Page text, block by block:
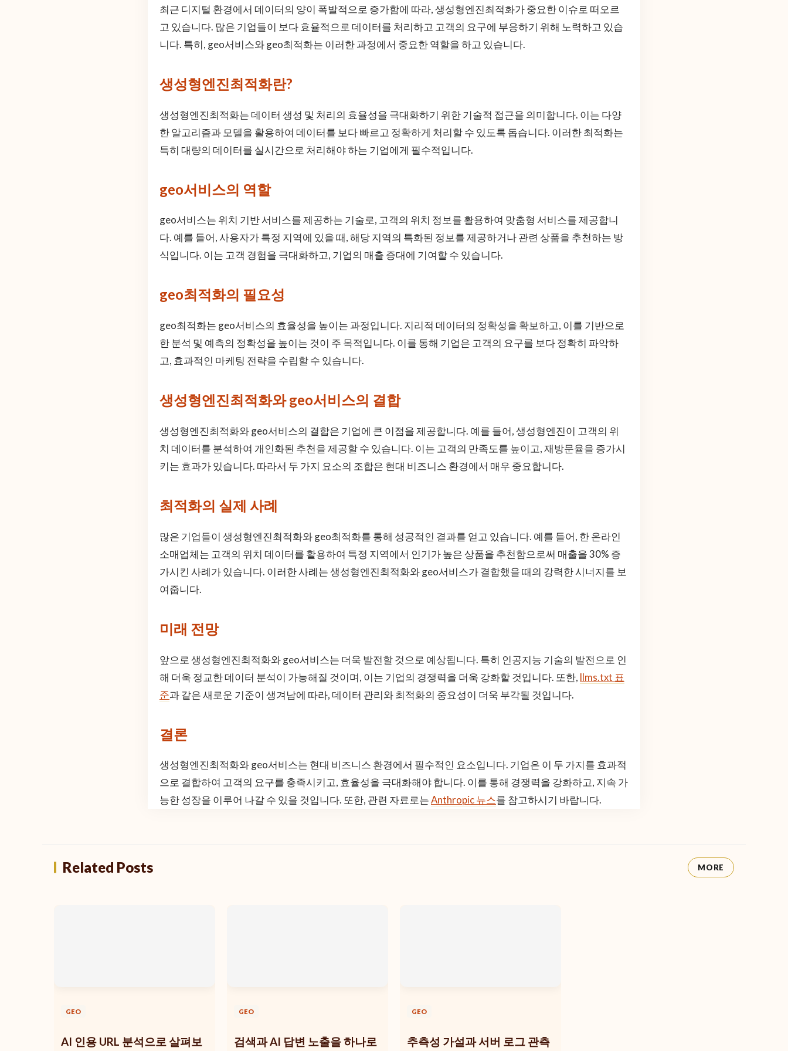
최근 디지털 환경에서 데이터의 양이 폭발적으로 증가함에 따라, 생성형엔진최적화가 중요한 이슈로 떠오르
고 있습니다. 많은 기업들이 보다 효율적으로 데이터를 처리하고 고객의 요구에 부응하기 위해 노력하고 있습
니다. 특히, geo서비스와 geo최적화는 이러한 과정에서 중요한 역할을 하고 있습니다.
생성형엔진최적화란?
생성형엔진최적화는 데이터 생성 및 처리의 효율성을 극대화하기 위한 기술적 접근을 의미합니다. 이는 다양
한 알고리즘과 모델을 활용하여 데이터를 보다 빠르고 정확하게 처리할 수 있도록 돕습니다. 이러한 최적화는
특히 대량의 데이터를 실시간으로 처리해야 하는 기업에게 필수적입니다.
geo서비스의 역할
geo서비스는 위치 기반 서비스를 제공하는 기술로, 고객의 위치 정보를 활용하여 맞춤형 서비스를 제공합니
다. 예를 들어, 사용자가 특정 지역에 있을 때, 해당 지역의 특화된 정보를 제공하거나 관련 상품을 추천하는 방
식입니다. 이는 고객 경험을 극대화하고, 기업의 매출 증대에 기여할 수 있습니다.
geo최적화의 필요성
geo최적화는 geo서비스의 효율성을 높이는 과정입니다. 지리적 데이터의 정확성을 확보하고, 이를 기반으로
한 분석 및 예측의 정확성을 높이는 것이 주 목적입니다. 이를 통해 기업은 고객의 요구를 보다 정확히 파악하
고, 효과적인 마케팅 전략을 수립할 수 있습니다.
생성형엔진최적화와 geo서비스의 결합
생성형엔진최적화와 geo서비스의 결합은 기업에 큰 이점을 제공합니다. 예를 들어, 생성형엔진이 고객의 위
치 데이터를 분석하여 개인화된 추천을 제공할 수 있습니다. 이는 고객의 만족도를 높이고, 재방문율을 증가시
키는 효과가 있습니다. 따라서 두 가지 요소의 조합은 현대 비즈니스 환경에서 매우 중요합니다.
최적화의 실제 사례
많은 기업들이 생성형엔진최적화와 geo최적화를 통해 성공적인 결과를 얻고 있습니다. 예를 들어, 한 온라인
소매업체는 고객의 위치 데이터를 활용하여 특정 지역에서 인기가 높은 상품을 추천함으로써 매출을 30% 증
가시킨 사례가 있습니다. 이러한 사례는 생성형엔진최적화와 geo서비스가 결합했을 때의 강력한 시너지를 보
여줍니다.
미래 전망
앞으로 생성형엔진최적화와 geo서비스는 더욱 발전할 것으로 예상됩니다. 특히 인공지능 기술의 발전으로 인
해 더욱 정교한 데이터 분석이 가능해질 것이며, 이는 기업의 경쟁력을 더욱 강화할 것입니다. 또한, llms.txt 표
준과 같은 새로운 기준이 생겨남에 따라, 데이터 관리와 최적화의 중요성이 더욱 부각될 것입니다.
결론
생성형엔진최적화와 geo서비스는 현대 비즈니스 환경에서 필수적인 요소입니다. 기업은 이 두 가지를 효과적
으로 결합하여 고객의 요구를 충족시키고, 효율성을 극대화해야 합니다. 이를 통해 경쟁력을 강화하고, 지속 가
능한 성장을 이루어 나갈 수 있을 것입니다. 또한, 관련 자료로는Anthropic 뉴스를 참고하시기 바랍니다.
Related Posts MORE
GEO
AI 인용 URL 분석으로 살펴보
GEO
검색과 AI 답변 노출을 하나로
GEO
추측성 가설과 서버 로그 관측